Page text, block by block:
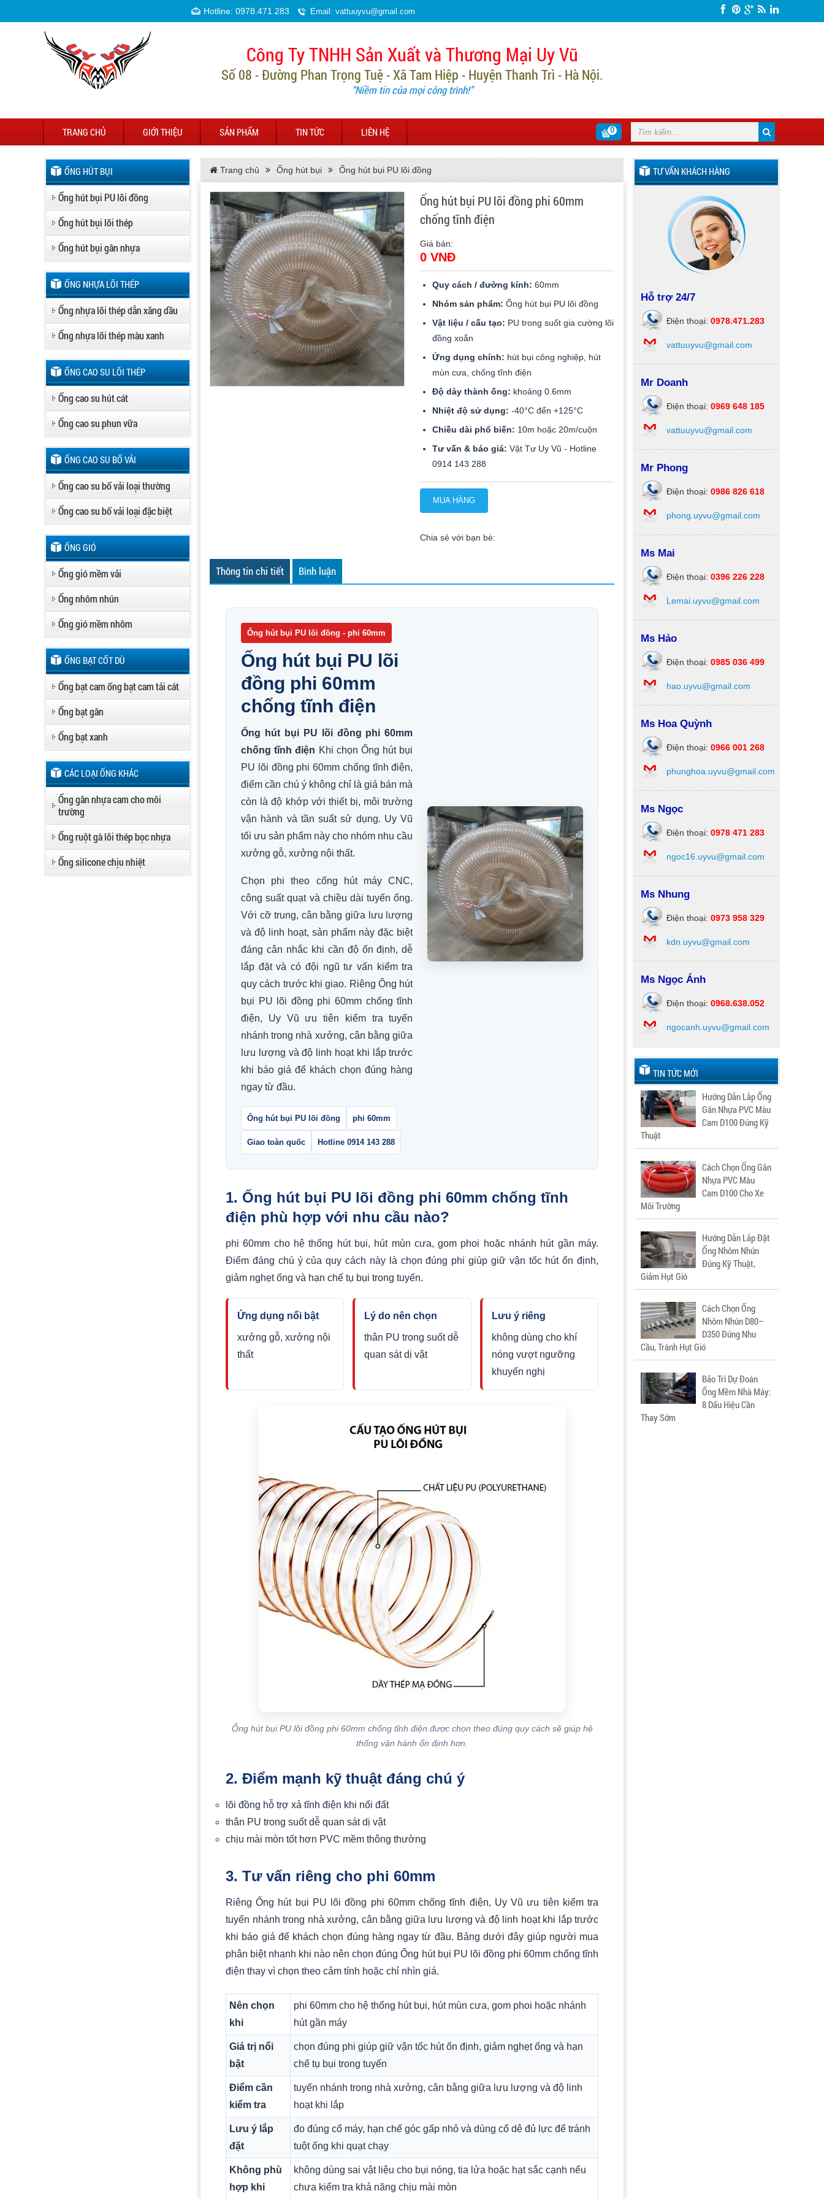
Hotline: 0978.471.283 Email: vattuuyvu@gmail.com
Công Ty TNHH Sản Xuất và Thương Mại Uy Vũ
Số 08 - Đường Phan Trọng Tuệ - Xã Tam Hiệp - Huyện Thanh Trì - Hà Nội.
“Niềm tin của mọi công trình!”
TRANG CHỦ GIỚI THIỆU SẢN PHẨM TIN TỨC LIÊN HỆ 0
ỐNG HÚT BỤI
Ống hút bụi PU lõi đồng
Ống hút bụi lõi thép
Ống hút bụi gân nhựa
ỐNG NHỰA LÕI THÉP
Ống nhựa lõi thép dẫn xăng dầu
Ống nhựa lõi thép màu xanh
ỐNG CAO SU LÕI THÉP
Ống cao su hút cát
Ống cao su phun vữa
ỐNG CAO SU BỐ VẢI
Ống cao su bố vải loại thường
Ống cao su bố vải loại đặc biệt
ỐNG GIÓ
Ống gió mềm vải
Ống nhôm nhún
Ống gió mềm nhôm
ỐNG BẠT CỐT DÙ
Ống bạt cam ống bạt cam tải cát
Ống bạt gân
Ống bạt xanh
CÁC LOẠI ỐNG KHÁC
Ống gân nhựa cam cho môi
trường
Ống ruột gà lõi thép bọc nhựa
Ống silicone chịu nhiệt
Trang chủ Ống hút bụi Ống hút bụi PU lõi đồng
Ống hút bụi PU lõi đồng phi 60mm
chống tĩnh điện
Giá bán:
0 VNĐ
Quy cách / đường kính: 60mm
Nhóm sản phẩm: Ống hút bụi PU lõi đồng
Vật liệu / cấu tạo: PU trong suốt gia cường lõi
đồng xoắn
Ứng dụng chính: hút bụi công nghiệp, hút
mùn cưa, chống tĩnh điện
Độ dày thành ống: khoảng 0.6mm
Nhiệt độ sử dụng: -40°C đến +125°C
Chiều dài phổ biến: 10m hoặc 20m/cuộn
Tư vấn & báo giá: Vật Tư Uy Vũ - Hotline
0914 143 288
MUA HÀNG
Chia sẻ với bạn bè:
Thông tin chi tiết Bình luận
Ống hút bụi PU lõi đồng - phi 60mm
Ống hút bụi PU lõi
đồng phi 60mm
chống tĩnh điện
Ống hút bụi PU lõi đồng phi 60mm
chống tĩnh điện Khi chọn Ống hút bụi
PU lõi đồng phi 60mm chống tĩnh điện,
điểm cần chú ý không chỉ là giá bán mà
còn là độ khớp với thiết bị, môi trường
vận hành và tần suất sử dụng. Uy Vũ
tối ưu sản phẩm này cho nhóm nhu cầu
xưởng gỗ, xưởng nội thất.
Chọn phi theo cổng hút máy CNC,
công suất quạt và chiều dài tuyến ống.
Với cỡ trung, cân bằng giữa lưu lượng
và độ linh hoạt, sản phẩm này đặc biệt
đáng cân nhắc khi cần độ ổn định, dễ
lắp đặt và có đội ngũ tư vấn kiểm tra
quy cách trước khi giao. Riêng Ống hút
bụi PU lõi đồng phi 60mm chống tĩnh
điện, Uy Vũ ưu tiên kiểm tra tuyến
nhánh trong nhà xưởng, cân bằng giữa
lưu lượng và độ linh hoạt khi lắp trước
khi báo giá để khách chọn đúng hàng
ngay từ đầu.
Ống hút bụi PU lõi đồng phi 60mm
Giao toàn quốc Hotline 0914 143 288
1. Ống hút bụi PU lõi đồng phi 60mm chống tĩnh
điện phù hợp với nhu cầu nào?
phi 60mm cho hệ thống hút bụi, hút mùn cưa, gom phoi hoặc nhánh hút gần máy.
Điểm đáng chú ý của quy cách này là chọn đúng phi giúp giữ vận tốc hút ổn định,
giảm nghẹt ống và hạn chế tụ bụi trong tuyến.
Ứng dụng nổi bật
xưởng gỗ, xưởng nội
thất
Lý do nên chọn
thân PU trong suốt dễ
quan sát dị vật
Lưu ý riêng
không dùng cho khí
nóng vượt ngưỡng
khuyến nghị
Ống hút bụi PU lõi đồng phi 60mm chống tĩnh điện được chọn theo đúng quy cách sẽ giúp hệ
thống vận hành ổn định hơn.
2. Điểm mạnh kỹ thuật đáng chú ý
lõi đồng hỗ trợ xả tĩnh điện khi nối đất
thân PU trong suốt dễ quan sát dị vật
chịu mài mòn tốt hơn PVC mềm thông thường
3. Tư vấn riêng cho phi 60mm
Riêng Ống hút bụi PU lõi đồng phi 60mm chống tĩnh điện, Uy Vũ ưu tiên kiểm tra
tuyến nhánh trong nhà xưởng, cân bằng giữa lưu lượng và độ linh hoạt khi lắp trước
khi báo giá để khách chọn đúng hàng ngay từ đầu. Bảng dưới đây giúp người mua
phân biệt nhanh khi nào nên chọn đúng Ống hút bụi PU lõi đồng phi 60mm chống tĩnh
điện thay vì chọn theo cảm tính hoặc chỉ nhìn giá.
Nên chọn
khi
phi 60mm cho hệ thống hút bụi, hút mùn cưa, gom phoi hoặc nhánh
hút gần máy
Giá trị nổi
bật
chọn đúng phi giúp giữ vận tốc hút ổn định, giảm nghẹt ống và hạn
chế tụ bụi trong tuyến
Điểm cần
kiểm tra
tuyến nhánh trong nhà xưởng, cân bằng giữa lưu lượng và độ linh
hoạt khi lắp
Lưu ý lắp
đặt
đo đúng cổ máy, hạn chế góc gấp nhỏ và dùng cổ dê đủ lực để tránh
tuột ống khi quạt chạy
Không phù
hợp khi
không dùng sai vật liệu cho bụi nóng, tia lửa hoặc hạt sắc cạnh nếu
chưa kiểm tra khả năng chịu mài mòn
TƯ VẤN KHÁCH HÀNG
Hỗ trợ 24/7
Điện thoại: 0978.471.283
vattuuyvu@gmail.com
Mr Doanh
Điện thoại: 0969 648 185
vattuuyvu@gmail.com
Mr Phong
Điện thoại: 0986 826 618
phong.uyvu@gmail.com
Ms Mai
Điện thoại: 0396 226 228
Lemai.uyvu@gmail.com
Ms Hảo
Điện thoại: 0985 036 499
hao.uyvu@gmail.com
Ms Hoa Quỳnh
Điện thoại: 0966 001 268
phunghoa.uyvu@gmail.com
Ms Ngọc
Điện thoại: 0978 471 283
ngoc16.uyvu@gmail.com
Ms Nhung
Điện thoại: 0973 958 329
kdn.uyvu@gmail.com
Ms Ngọc Ánh
Điện thoại: 0968.638.052
ngocanh.uyvu@gmail.com
TIN TỨC MỚI
Hướng Dẫn Lắp Ống
Gân Nhựa PVC Màu
Cam D100 Đúng Kỹ
Thuật
Cách Chọn Ống Gân
Nhựa PVC Màu
Cam D100 Cho Xe
Môi Trường
Hướng Dẫn Lắp Đặt
Ống Nhôm Nhún
Đúng Kỹ Thuật,
Giảm Hụt Gió
Cách Chọn Ống
Nhôm Nhún D80–
D350 Đúng Nhu
Cầu, Tránh Hụt Gió
Bảo Trì Dự Đoán
Ống Mềm Nhà Máy:
8 Dấu Hiệu Cần
Thay Sớm